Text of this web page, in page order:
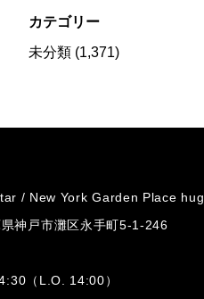
カテゴリー
未分類(1,371)
/ New York Garden Place hug
神戸市灘区永手町5-1-246
（L.O. 14:00）